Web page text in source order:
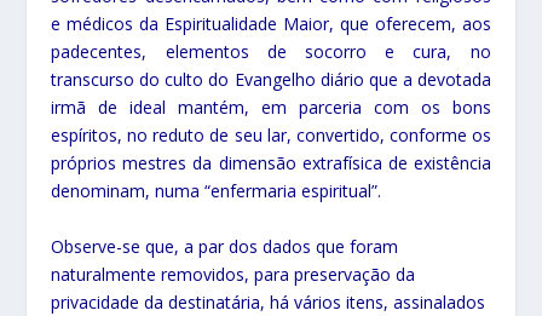
e médicos da Espiritualidade Maior, que oferecem, aos
padecentes, elementos de socorro e cura, no
transcurso do culto do Evangelho diário que a devotada
irmã de ideal mantém, em parceria com os bons
espíritos, no reduto de seu lar, convertido, conforme os
próprios mestres da dimensão extrafísica de existência
denominam, numa “enfermaria espiritual”.
Observe-se que, a par dos dados que foram
naturalmente removidos, para preservação da
privacidade da destinatária, há vários itens, assinalados